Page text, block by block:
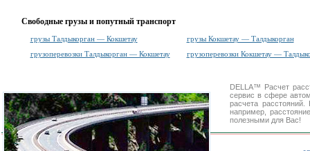
Свободные грузы и попутный транспорт
грузы Талдыкорган — Кокшетау
грузы Кокшетау — Талдыкорган
грузоперевозки Талдыкорган — Кокшетау
грузоперевозки Кокшетау —
DELLA™ Расчет
сервис в сфере
расчета
например,
полезными для Вас!